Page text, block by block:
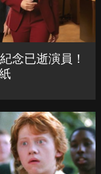
念已逝演員！